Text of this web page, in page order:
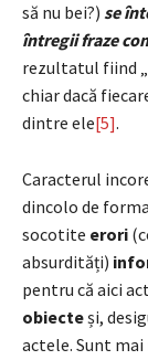
să nu bei?) se
întregii fraze
rezultatul fiind
chiar dacă
dintre ele[5].
Caracterul
dincolo de
socotite erori
absurdități)
pentru că aici
obiecteși,
actele. Sunt